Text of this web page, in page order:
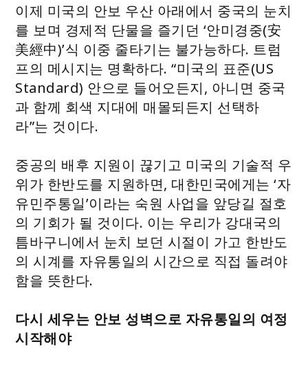
이제 미국의 안보 우산 아래에서 중국의 눈치
를 보며 경제적 단물을 즐기던 ‘안미경중(安
美經中)’식 이중 줄타기는 불가능하다. 트럼
프의 메시지는 명확하다. “미국의 표준(US
Standard) 안으로 들어오든지, 아니면 중국
과 함께 회색 지대에 매몰되든지 선택하
라”는 것이다.
중공의 배후 지원이 끊기고 미국의 기술적 우
위가 한반도를 지원하면, 대한민국에게는 ‘자
유민주통일’이라는 숙원 사업을 앞당길 절호
의 기회가 될 것이다. 이는 우리가 강대국의
틈바구니에서 눈치 보던 시절이 가고 한반도
의 시계를 자유통일의 시간으로 직접 돌려야
함을 뜻한다.
다시 세우는 안보 성벽으로 자유통일의 여정
시작해야